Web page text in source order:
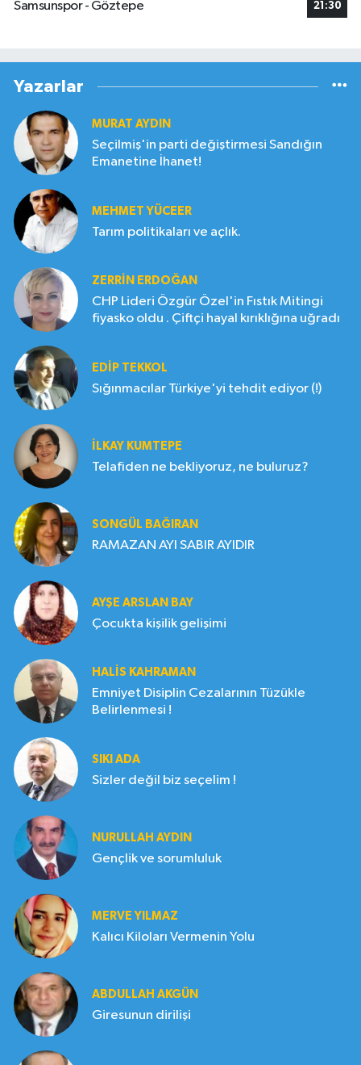
Samsunspor - Göztepe 21:30
Yazarlar
MURAT AYDIN
Seçilmiş'in parti değiştirmesi Sandığın
Emanetine İhanet!
MEHMET YÜCEER
Tarım politikaları ve açlık.
ZERRIN ERDOĞAN
CHP Lideri Özgür Özel'in Fıstık Mitingi
fiyasko oldu . Çiftçi hayal kırıklığına uğradı
EDIP TEKKOL
Sığınmacılar Türkiye'yi tehdit ediyor (!)
İLKAY KUMTEPE
Telafiden ne bekliyoruz, ne buluruz?
SONGÜL BAĞIRAN
RAMAZAN AYI SABIR AYIDIR
AYŞE ARSLAN BAY
Çocukta kişilik gelişimi
HALIS KAHRAMAN
Emniyet Disiplin Cezalarının Tüzükle
Belirlenmesi !
SIKI ADA
Sizler değil biz seçelim !
NURULLAH AYDIN
Gençlik ve sorumluluk
MERVE YILMAZ
Kalıcı Kiloları Vermenin Yolu
ABDULLAH AKGÜN
Giresunun dirilişi